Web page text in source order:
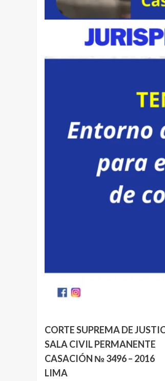
CORTE SUPREMA DE
SALA CIVIL PERMANENTE
CASACIÓN № 3496 – 2016
LIMA